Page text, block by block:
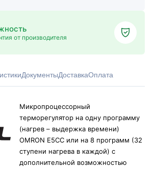
от производителя
ДокументыДоставкаОплата
Микропроцессорный
терморегулятор на одну программу
(нагрев – выдержка времени)
OMRON E5CС или на 8 программ (32
ступени нагрева в каждой) с
дополнительной возможностью